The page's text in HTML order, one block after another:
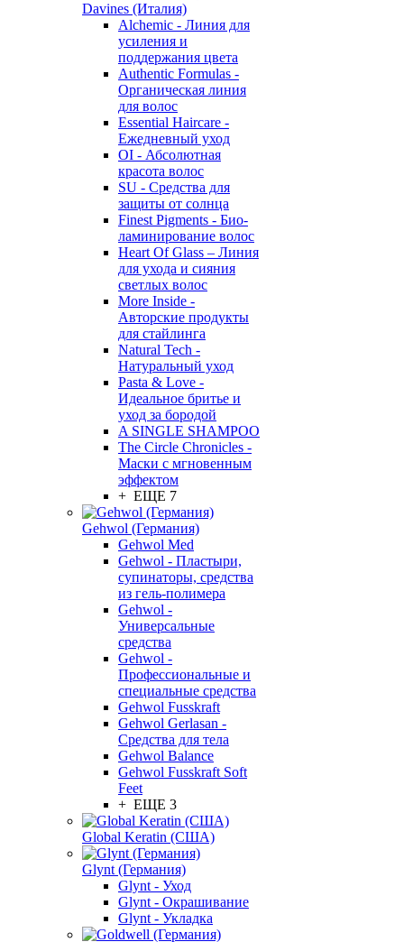
Davines (Италия)
Alchemic - Линия для
усиления и
поддержания цвета
Authentic Formulas -
Органическая линия
для волос
Essential Haircare -
Eжедневный уход
OI - Абсолютная
красота волос
SU - Средства для
защиты от солнца
Finest Pigments - Био-
ламинирование волос
Heart Of Glass – Линия
для ухода и сияния
светлых волос
More Inside -
Авторские продукты
для стайлинга
Natural Tech -
Натуральный уход
Pasta & Love -
Идеальное бритье и
уход за бородой
A SINGLE SHAMPOO
The Circle Chronicles -
Маски с мгновенным
эффектом
+ ЕЩЕ 7
Gehwol (Германия)
Gehwol Med
Gehwol - Пластыри,
супинаторы, средства
из гель-полимера
Gehwol -
Универсальные
средства
Gehwol -
Профессиональные и
специальные средства
Gehwol Fusskraft
Gehwol Gerlasan -
Средства для тела
Gehwol Balance
Gehwol Fusskraft Soft
Feet
+ ЕЩЕ 3
Global Keratin (США)
Glynt (Германия)
Glynt - Уход
Glynt - Окрашивание
Glynt - Укладка